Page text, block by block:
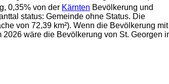
0,35% von der Kärnten Bevölkerung und
status: Gemeinde ohne Status. Die
von 72,39 km²). Wenn die Bevölkerung mit
2026 wäre die Bevölkerung von St. Georgen